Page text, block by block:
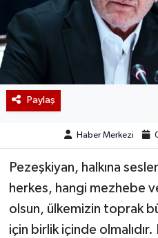
Paylaş
Haber Merkezi
Pezeşkiyan, halkına
herkes, hangi mezhebe
olsun, ülkemizin toprak
için birlik içinde